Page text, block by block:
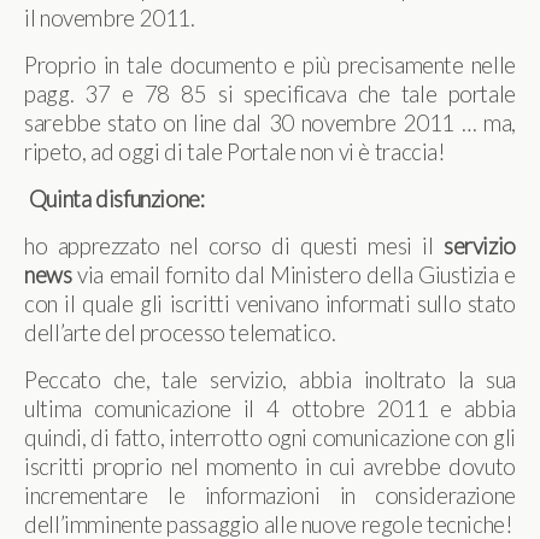
il novembre 2011.
Proprio in tale documento e più precisamente nelle
pagg. 37 e 78 85 si specificava che tale portale
sarebbe stato on line dal 30 novembre 2011 … ma,
ripeto, ad oggi di tale Portale non vi è traccia!
Quinta disfunzione:
ho apprezzato nel corso di questi mesi il servizio
newsvia email fornito dal Ministero della Giustizia e
con il quale gli iscritti venivano informati sullo stato
dell’arte del processo telematico.
Peccato che, tale servizio, abbia inoltrato la sua
ultima comunicazione il 4 ottobre 2011 e abbia
quindi, di fatto, interrotto ogni comunicazione con gli
iscritti proprio nel momento in cui avrebbe dovuto
incrementare le informazioni in considerazione
dell’imminente passaggio alle nuove regole tecniche!